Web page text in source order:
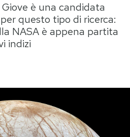
Consumismi
Storie/Idee
Altrecose
Mondiali calcio 2026
è una candidata
questo tipo di ricerca:
NASA è appena partita
indizi